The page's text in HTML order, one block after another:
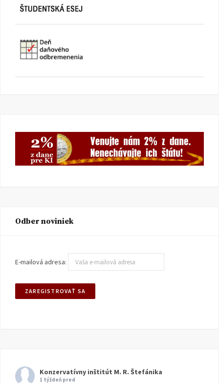
Odber noviniek
E-mailová adresa:
Konzervatívny inštitút M. R. Štefánika
1 týždeň pred